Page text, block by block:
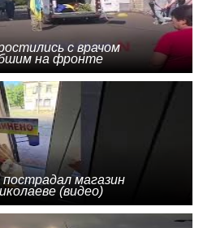
с врачом
на фронте
магазин
(видео)